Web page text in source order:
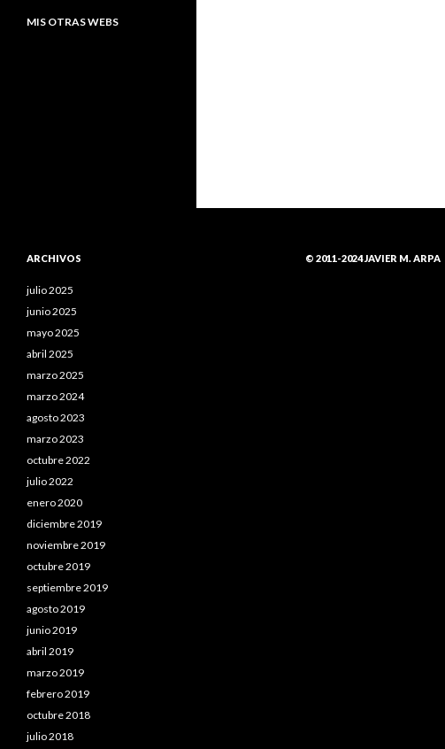
MIS OTRAS WEBS
ARCHIVOS
julio 2025
junio 2025
mayo 2025
abril 2025
marzo 2025
marzo 2024
agosto 2023
marzo 2023
octubre 2022
julio 2022
enero 2020
diciembre 2019
noviembre 2019
octubre 2019
septiembre 2019
agosto 2019
junio 2019
abril 2019
marzo 2019
febrero 2019
octubre 2018
julio 2018
© 2011-2024 JAVIER M. ARPA